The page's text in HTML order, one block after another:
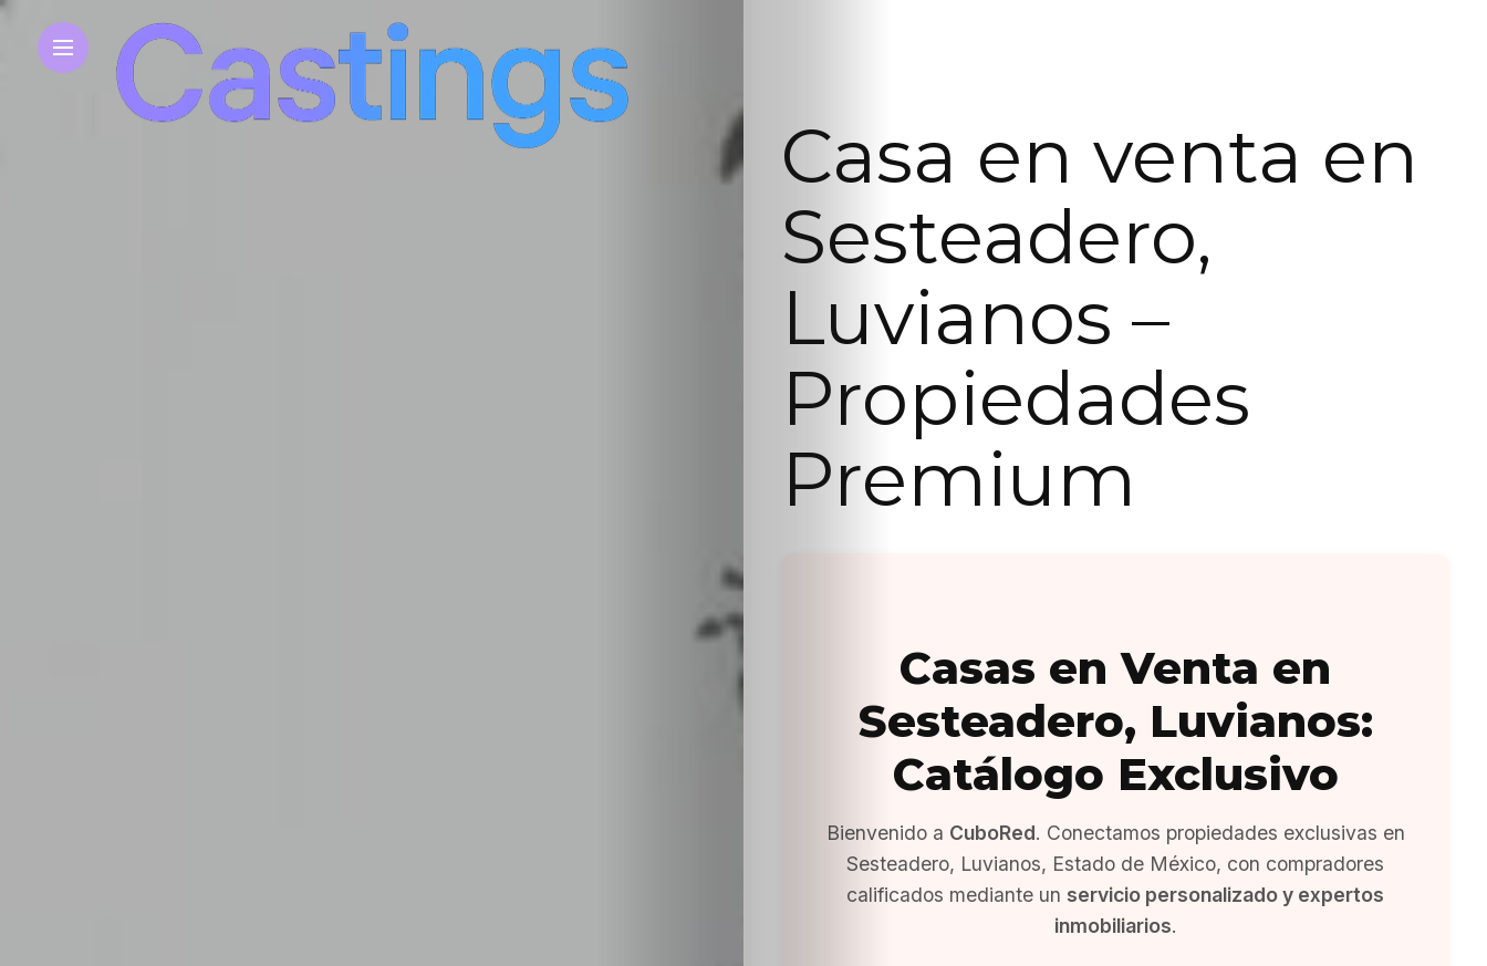
Casa en venta en
Sesteadero,
Luvianos –
Propiedades
Premium
Casas en Venta en
Sesteadero, Luvianos:
Catálogo Exclusivo
Bienvenido a CuboRed. Conectamos propiedades exclusivas en
Sesteadero, Luvianos, Estado de México, con compradores
calificados mediante un servicio personalizado y expertos
inmobiliarios.